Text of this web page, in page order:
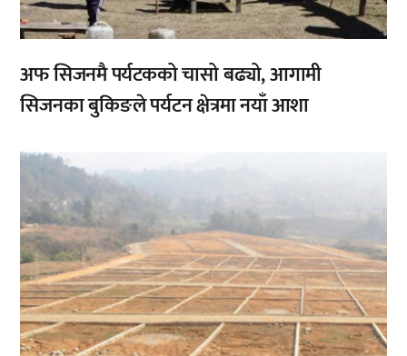
अफ सिजनमै पर्यटकको चासो बढ्यो, आगामी
सिजनका बुकिङले पर्यटन क्षेत्रमा नयाँ आशा
,